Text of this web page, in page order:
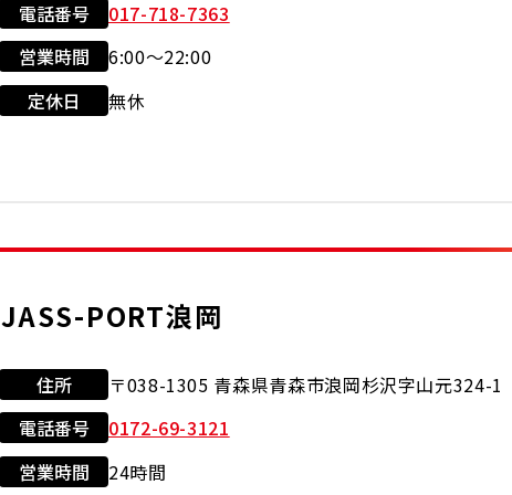
電話番号
017-718-7363
営業時間
6:00〜22:00
定休日
無休
JASS-PORT浪岡
住所
〒038-1305 青森県青森市浪岡杉沢字山元324-1
電話番号
0172-69-3121
営業時間
24時間